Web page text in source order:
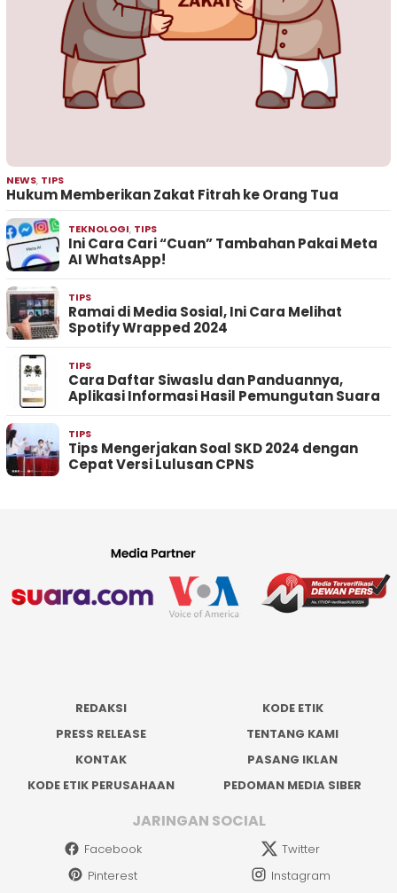
NEWS, TIPS
Hukum Memberikan Zakat Fitrah ke Orang Tua
TEKNOLOGI, TIPS
Ini Cara Cari “Cuan” Tambahan Pakai Meta
AI WhatsApp!
TIPS
Ramai di Media Sosial, Ini Cara Melihat
Spotify Wrapped 2024
TIPS
Cara Daftar Siwaslu dan Panduannya,
Aplikasi Informasi Hasil Pemungutan Suara
TIPS
Tips Mengerjakan Soal SKD 2024 dengan
Cepat Versi Lulusan CPNS
REDAKSI
KODE ETIK
PRESS RELEASE
TENTANG KAMI
KONTAK
PASANG IKLAN
KODE ETIK PERUSAHAAN
PEDOMAN MEDIA SIBER
JARINGAN SOCIAL
Facebook
Twitter
Pinterest
Instagram